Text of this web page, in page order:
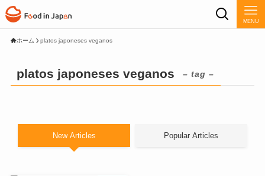
MENU
ホーム platos japoneses veganos
platos japoneses veganos – tag –
New Articles Popular Articles